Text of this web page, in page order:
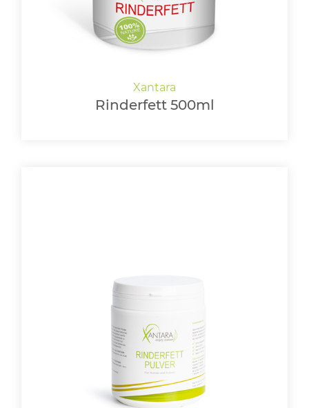
Rinderfett 500ml